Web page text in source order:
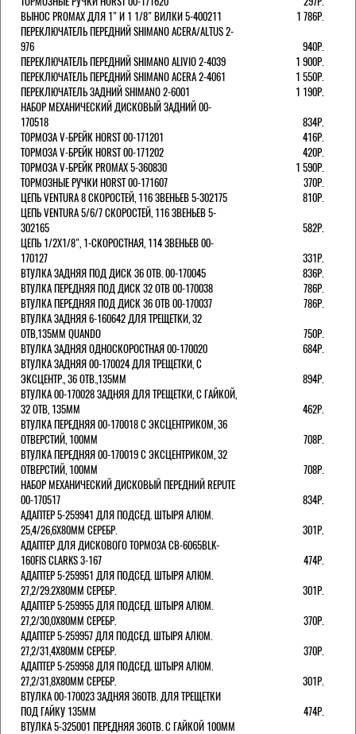
ВЫНОС PROMAX ДЛЯ 1" И 1 1/8" ВИЛКИ 5-400211
1 786Р.
ПЕРЕКЛЮЧАТЕЛЬ ПЕРЕДНИЙ SHIMANO ACERA/ALTUS 2-
976
940Р.
ПЕРЕКЛЮЧАТЕЛЬ ПЕРЕДНИЙ SHIMANO ALIVIO 2-4039
1 900Р.
ПЕРЕКЛЮЧАТЕЛЬ ПЕРЕДНИЙ SHIMANO ACERA 2-4061
1 550Р.
ПЕРЕКЛЮЧАТЕЛЬ ЗАДНИЙ SHIMANO 2-6001
1 190Р.
НАБОР МЕХАНИЧЕСКИЙ ДИСКОВЫЙ ЗАДНИЙ 00-
170518
834Р.
ТОРМОЗА V-БРЕЙК HORST 00-171201
416Р.
ТОРМОЗА V-БРЕЙК HORST 00-171202
420Р.
ТОРМОЗА V-БРЕЙК PROMAX 5-360830
1 590Р.
ТОРМОЗНЫЕ РУЧКИ HORST 00-171607
370Р.
ЦЕПЬ VENTURA 8 СКОРОСТЕЙ, 116 ЗВЕНЬЕВ 5-302175
810Р.
ЦЕПЬ VENTURA 5/6/7 СКОРОСТЕЙ, 116 ЗВЕНЬЕВ 5-
302165
582Р.
ЦЕПЬ 1/2Х1/8", 1-СКОРОСТНАЯ, 114 ЗВЕНЬЕВ 00-
170127
331Р.
ВТУЛКА ЗАДНЯЯ ПОД ДИСК 36 ОТВ. 00-170045
836Р.
ВТУЛКА ПЕРЕДНЯЯ ПОД ДИСК 32 ОТВ 00-170038
786Р.
ВТУЛКА ПЕРЕДНЯЯ ПОД ДИСК 36 ОТВ 00-170037
786Р.
ВТУЛКА ЗАДНЯЯ 6-160642 ДЛЯ ТРЕЩЕТКИ, 32
ОТВ,135ММ QUANDO
750Р.
ВТУЛКА ЗАДНЯЯ ОДНОСКОРОСТНАЯ 00-170020
684Р.
ВТУЛКА ЗАДНЯЯ 00-170024 ДЛЯ ТРЕЩЕТКИ, С
ЭКСЦЕНТР., 36 ОТВ.,135ММ
894Р.
ВТУЛКА 00-170028 ЗАДНЯЯ ДЛЯ ТРЕЩЕТКИ, С ГАЙКОЙ,
32 ОТВ, 135ММ
462Р.
ВТУЛКА ПЕРЕДНЯЯ 00-170018 С ЭКСЦЕНТРИКОМ, 36
ОТВЕРСТИЙ, 100ММ
708Р.
ВТУЛКА ПЕРЕДНЯЯ 00-170019 С ЭКСЦЕНТРИКОМ, 32
ОТВЕРСТИЙ, 100ММ
708Р.
НАБОР МЕХАНИЧЕСКИЙ ДИСКОВЫЙ ПЕРЕДНИЙ REPUTE
00-170517
834Р.
АДАПТЕР 5-259941 ДЛЯ ПОДСЕД. ШТЫРЯ АЛЮМ.
25,4/26,6Х80ММ СЕРЕБР.
301Р.
АДАПТЕР ДЛЯ ДИСКОВОГО ТОРМОЗА CB-6065BLK-
160FIS CLARKS 3-167
474Р.
АДАПТЕР 5-259951 ДЛЯ ПОДСЕД. ШТЫРЯ АЛЮМ.
27,2/29.2Х80ММ СЕРЕБР.
301Р.
АДАПТЕР 5-259955 ДЛЯ ПОДСЕД. ШТЫРЯ АЛЮМ.
27,2/30,0Х80ММ СЕРЕБР.
370Р.
АДАПТЕР 5-259957 ДЛЯ ПОДСЕД. ШТЫРЯ АЛЮМ.
27,2/31,4Х80ММ СЕРЕБР.
370Р.
АДАПТЕР 5-259958 ДЛЯ ПОДСЕД. ШТЫРЯ АЛЮМ.
27,2/31,8Х80ММ СЕРЕБР.
301Р.
ВТУЛКА 00-170023 ЗАДНЯЯ 36ОТВ. ДЛЯ ТРЕЩЕТКИ
ПОД ГАЙКУ 135ММ
474Р.
ВТУЛКА 5-325001 ПЕРЕДНЯЯ 36ОТВ. С ГАЙКОЙ 100ММ